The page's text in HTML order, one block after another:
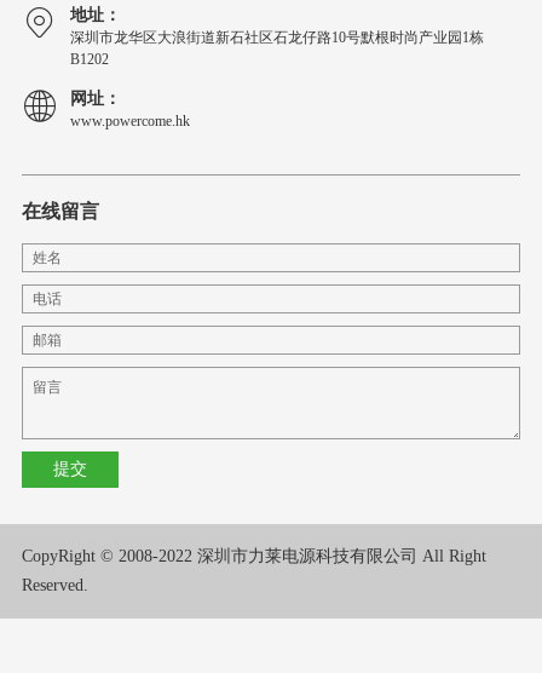
地址：
深圳市龙华区大浪街道新石社区石龙仔路10号默根时尚产业园1栋
B1202
网址：
www.powercome.hk
在线留言
CopyRight © 2008-2022 深圳市力莱电源科技有限公司 All Right
Reserved.